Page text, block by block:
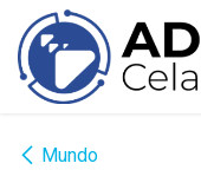
Ir al contenido
Mundo